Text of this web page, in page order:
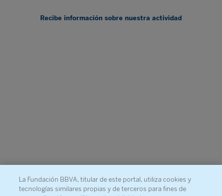
Recibe información sobre nuestra actividad
La Fundación BBVA, titular de este portal, utiliza cookies y
tecnologías similares propias y de terceros para fines de